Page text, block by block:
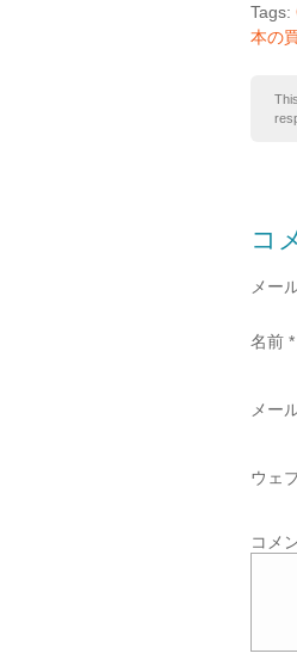
Tags:
本の
コ
メー
名前 *
メー
ウェ
コメ